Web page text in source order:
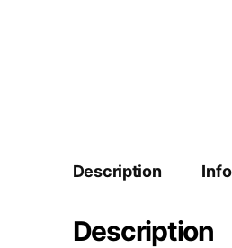
Description
Description